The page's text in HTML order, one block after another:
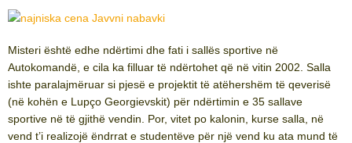
Misteri është edhe ndërtimi dhe fati i sallës sportive në
Autokomandë, e cila ka filluar të ndërtohet që në vitin 2002. Salla
ishte paralajmëruar si pjesë e projektit të atëhershëm të qeverisë
(në kohën e Lupço Georgievskit) për ndërtimin e 35 sallave
sportive në të gjithë vendin. Por, vitet po kalonin, kurse salla, në
vend t’i realizojë ëndrrat e studentëve për një vend ku ata mund të